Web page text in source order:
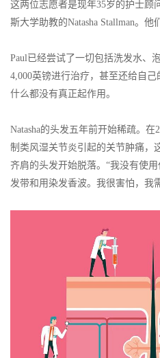
这两位志愿者是现年35岁的护士顾
斯大学助教的Natasha Stallman。他
Paul已经尝试了一切包括洗发水、
4,000英镑进行治疗，甚至还给自
什么都没有真正起作用。
Natasha的头发五年前开始稀疏。
制类风湿关节炎引起的关节肿痛
齐肩的头发开始脱落。“我没有使
发带和用染发香波。我很害怕，我